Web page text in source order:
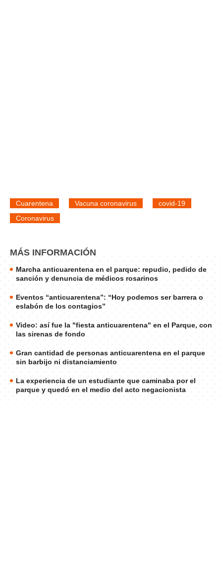
Cuarentena Vacuna coronavirus
covid-19
Coronavirus
MÁS INFORMACIÓN
Marcha anticuarentena en el parque: repudio, pedido de
sanción y denuncia de médicos rosarinos
Eventos “anticuarentena”: “Hoy podemos ser barrera o
eslabón de los contagios”
Video: así fue la "fiesta anticuarentena" en el Parque, con
las sirenas de fondo
Gran cantidad de personas anticuarentena en el parque
sin barbijo ni distanciamiento
La experiencia de un estudiante que caminaba por el
parque y quedó en el medio del acto negacionista